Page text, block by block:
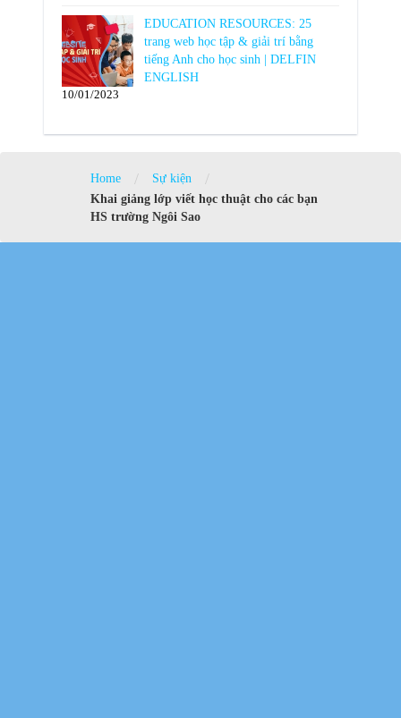
EDUCATION RESOURCES: 25
trang web học tập & giải trí bằng
tiếng Anh cho học sinh | DELFIN
ENGLISH
10/01/2023
Home / Sự kiện /
Khai giảng lớp viết học thuật cho các bạn
HS trường Ngôi Sao